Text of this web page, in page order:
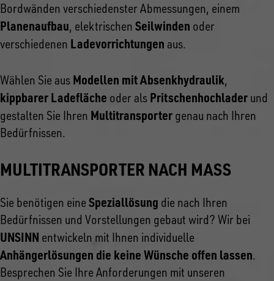
Bordwänden verschiedenster Abmessungen, einem
Planenaufbau, elektrischen Seilwinden oder
verschiedenen Ladevorrichtungen aus.
Wählen Sie aus Modellen mit Absenkhydraulik,
kippbarer Ladefläche oder als Pritschenhochlader und
gestalten Sie Ihren Multitransporter genau nach Ihren
Bedürfnissen.
MULTITRANSPORTER NACH MASS
Sie benötigen eine Speziallösung die nach Ihren
Bedürfnissen und Vorstellungen gebaut wird? Wir bei
UNSINN entwickeln mit Ihnen individuelle
Anhängerlösungen die keine Wünsche offen lassen.
Besprechen Sie Ihre Anforderungen mit unseren